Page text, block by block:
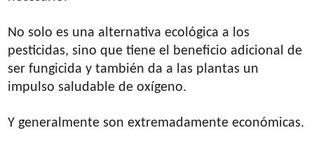
No solo es una alternativa ecológica a los
pesticidas, sino que tiene el beneficio adicional de
ser fungicida y también da a las plantas un
impulso saludable de oxígeno.
Y generalmente son extremadamente económicas.